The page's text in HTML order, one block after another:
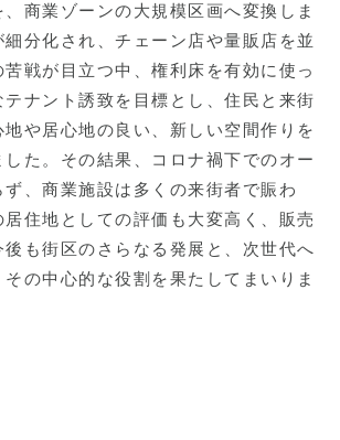
商業ゾーンの大規模区画へ変換しま
細分化され、チェーン店や量販店を並
戦が目立つ中、権利床を有効に使っ
ナント誘致を目標とし、住民と来街
や居心地の良い、新しい空間作りを
た。その結果、コロナ禍下でのオー
、商業施設は多くの来街者で賑わ
住地としての評価も大変高く、販売
後も街区のさらなる発展と、次世代へ
の中心的な役割を果たしてまいりま